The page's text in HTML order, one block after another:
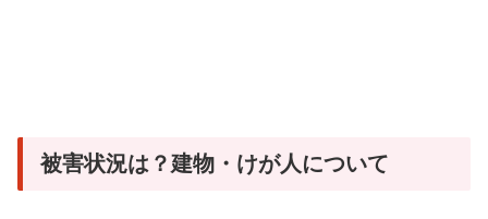
被害状況は？建物・けが人について